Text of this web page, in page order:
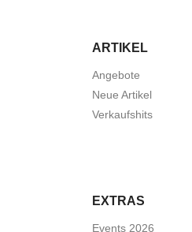
ARTIKEL
Angebote
Neue Artikel
Verkaufshits
EXTRAS
Events 2026